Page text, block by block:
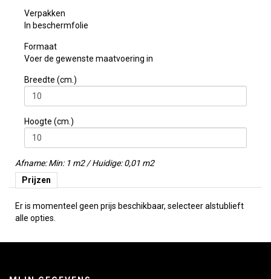
Verpakken
In beschermfolie
Formaat
Voer de gewenste maatvoering in
Breedte (cm.)
Hoogte (cm.)
Afname: Min: 1 m2 / Huidige: 0,01 m2
Prijzen
Er is momenteel geen prijs beschikbaar, selecteer alstublieft
alle opties.